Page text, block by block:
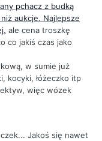
pchacz z budką
aukcje. Najlepsze
ale cena troszkę
co jakiś czas jako
w sumie już
kocyki, łóżeczko itp
więc wózek
Jakoś się nawet